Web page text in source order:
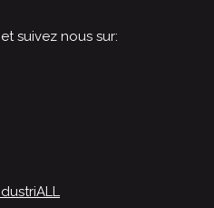
suivez nous sur: